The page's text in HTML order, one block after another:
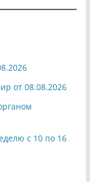
от 08.08.2026
с 10 по 16